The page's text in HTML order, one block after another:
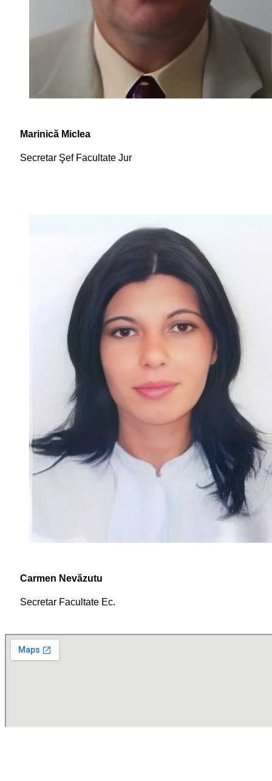
Marinică Miclea
Secretar Şef Facultate Jur
Carmen Nevăzutu
Secretar Facultate Ec.